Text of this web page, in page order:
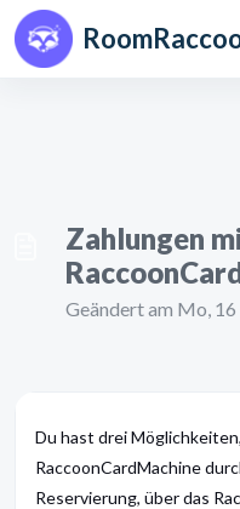
Zum hauptsächlichen
Zahlungen
Geändert am Mo,
Du hast drei
RaccoonCardMachine
Reservierung, über das